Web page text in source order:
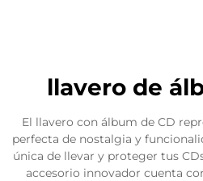
llavero de
El llavero con álbum de CD
perfecta de nostalgia y
única de llevar y proteger tus
accesorio innovador cuenta